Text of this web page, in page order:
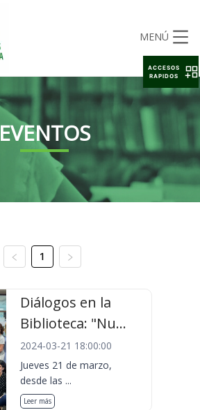
MENÚ
EVENTOS
1
Diálogos en la
Biblioteca: "Nu...
2024-03-21 18:00:00
Jueves 21 de marzo,
desde las ...
Leer más
ACCESOS
RAPIDOS